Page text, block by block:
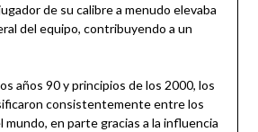
de su calibre a menudo elevaba
del equipo, contribuyendo a un
años 90 y principios de los 2000, los
consistentemente entre los
mundo, en parte gracias a la influencia